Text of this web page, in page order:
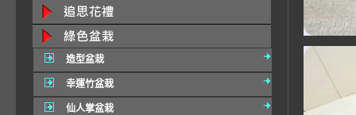
造型盆栽
幸運竹盆栽
仙人掌盆栽